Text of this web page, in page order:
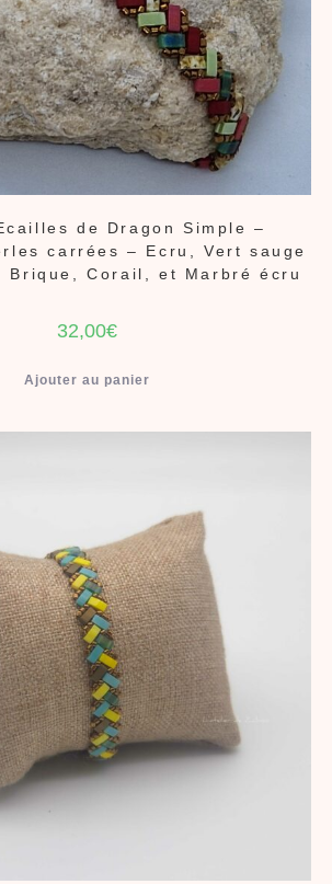
de Dragon Simple –
carrées – Ecru, Vert sauge
Brique, Corail, et Marbré écru
32,00€
Ajouter au panier